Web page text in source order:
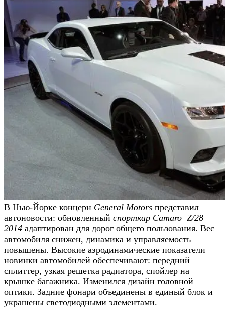
В Нью-Йорке концерн General Motors представил
автоновости: обновленный спорткар Camaro Z/28
2014 адаптирован для дорог общего пользования. Вес
автомобиля снижен, динамика и управляемость
повышены. Высокие аэродинамические показатели
новинки автомобилей обеспечивают: передний
сплиттер, узкая решетка радиатора, спойлер на
крышке багажника. Изменился дизайн головной
оптики. Задние фонари объединены в единый блок и
украшены светодиодными элементами.